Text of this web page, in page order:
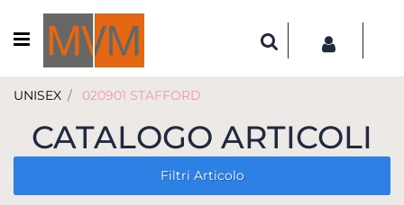
Open menu
UNISEX 020901 STAFFORD
CATALOGO ARTICOLI
Filtri Articolo